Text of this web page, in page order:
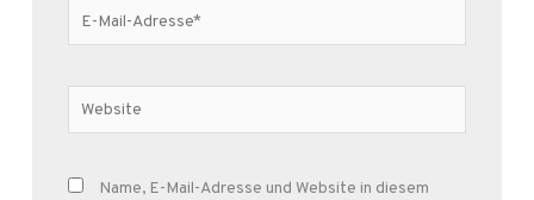
E-
Mail-
Website
Name, E-Mail-Adresse und Website in diesem